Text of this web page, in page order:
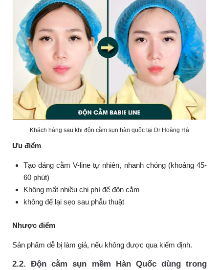
Khách hàng sau khi độn cằm sụn hàn quốc tại Dr Hoàng Hà
Ưu điểm
Tạo dáng cằm V-line tự nhiên, nhanh chóng (khoảng 45-
60 phút)
Không mất nhiều chi phí để độn cằm
không để lại sẹo sau phẫu thuật
Nhược điểm
Sản phẩm dễ bị làm giả, nếu không được qua kiểm định.
2.2. Độn cằm sụn mềm Hàn Quốc dùng trong